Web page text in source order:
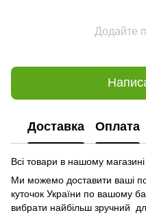
Додайте
Доставка Оплата
Всі товари в нашому
Ми можемо доставити ваші
куточок України по вашому
вибрати найбільш зручний